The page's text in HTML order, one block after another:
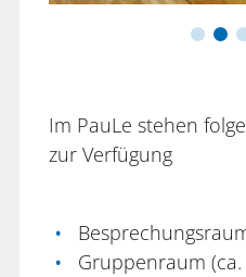
Im PauLe stehen
zur Verfügung
Gruppenraum